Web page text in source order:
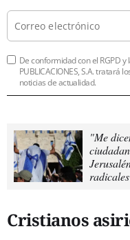
De conformidad con el RGPD y
PUBLICACIONES, S.A. tratará
noticias de actualidad.
"Me
radicales
Cristianos